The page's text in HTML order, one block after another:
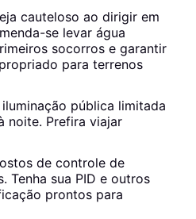
cauteloso ao dirigir em
se levar água
socorros e garantir
para terrenos
pública limitada
noite. Prefira viajar
de controle de
Tenha sua PID e outros
prontos para